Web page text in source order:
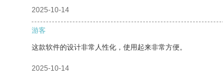
2025-10-14
游客
这款软件的设计非常人性化，使用起来非常方便。
2025-10-14